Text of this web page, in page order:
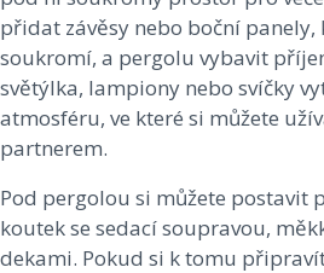
přidat závěsy nebo boční panely,
soukromí, a pergolu vybavit
světýlka, lampiony nebo svíčky
atmosféru, ve které si můžete
partnerem.
Pod pergolou si můžete postavit
koutek se sedací soupravou,
dekami. Pokud si k tomu